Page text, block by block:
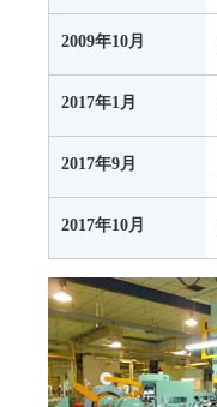
2009年10月
2017年1月
2017年9月
2017年10月